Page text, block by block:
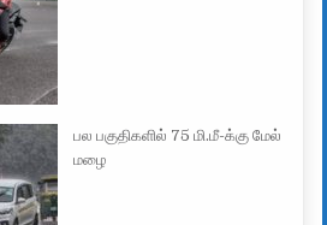
பல பகுதிகளில் 75 மி.மீ-க்கு மேல்
மழை